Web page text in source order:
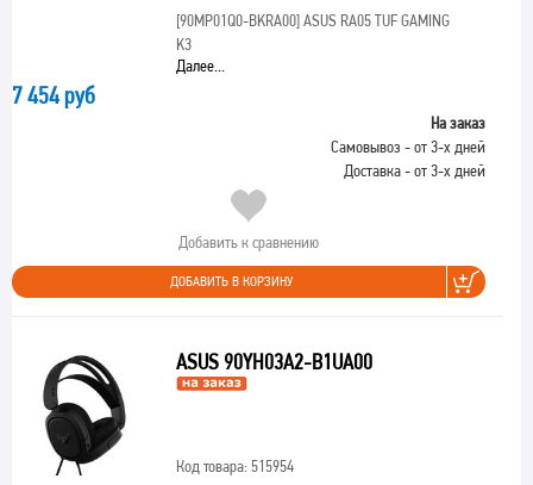
[90MP01Q0-BKRA00]ASUS RA05 TUF GAMING
K3
Далее...
7 454 руб
На заказ
Самовывоз - от 3-х дней
Доставка - от 3-х дней
Добавить к сравнению
ДОБАВИТЬ В КОРЗИНУ
ASUS 90YH03A2-B1UA00
Код товара: 515954